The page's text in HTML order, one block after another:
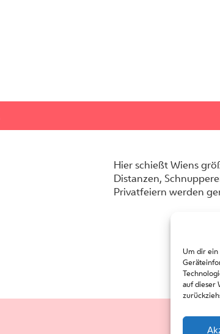
Um dir ein
auf dieser
Hier schießt Wiens
Distanzen,
Privatfeiern werden